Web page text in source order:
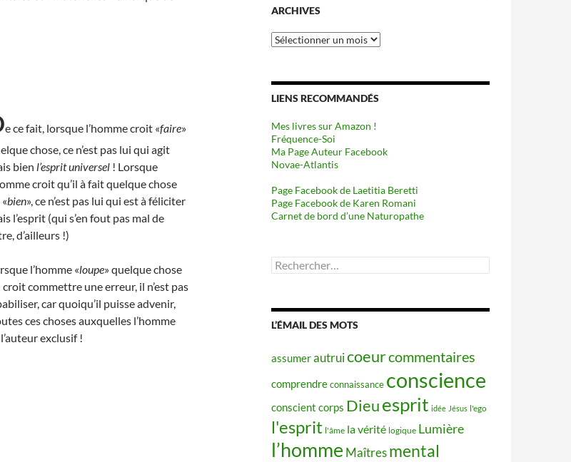
e ce fait, lorsque l’homme croit «faire»
chose, ce n’est pas lui qui agit
bien l’esprit universel ! Lorsque
croit qu’il à fait quelque chose
bien», ce n’est pas lui qui est à féliciter
l’esprit (qui s’en fout pas mal de
d’ailleurs !)
l’homme «loupe» quelque chose
croit commettre une erreur, il n’est pas
car quoiqu’il puisse advenir,
ces choses auxquelles l’homme
exclusif !
ARCHIVES
Archives
LIENS RECOMMANDÉS
Mes livres sur Amazon !
Fréquence-Soi
Ma Page Auteur Facebook
Novae-Atlantis
Page Facebook de Laetitia Beretti
Page Facebook de Karen Romani
Carnet de bord d’une Naturopathe
Rechercher :
L’ÉMAIL DES MOTS
assumerautruicoeurcommentaires
comprendreconnaissance conscience
conscient corps Dieuesprit idée Jésus l'ego
l'esprit l'âme la vérité logique Lumière
l’homme Maîtres mental